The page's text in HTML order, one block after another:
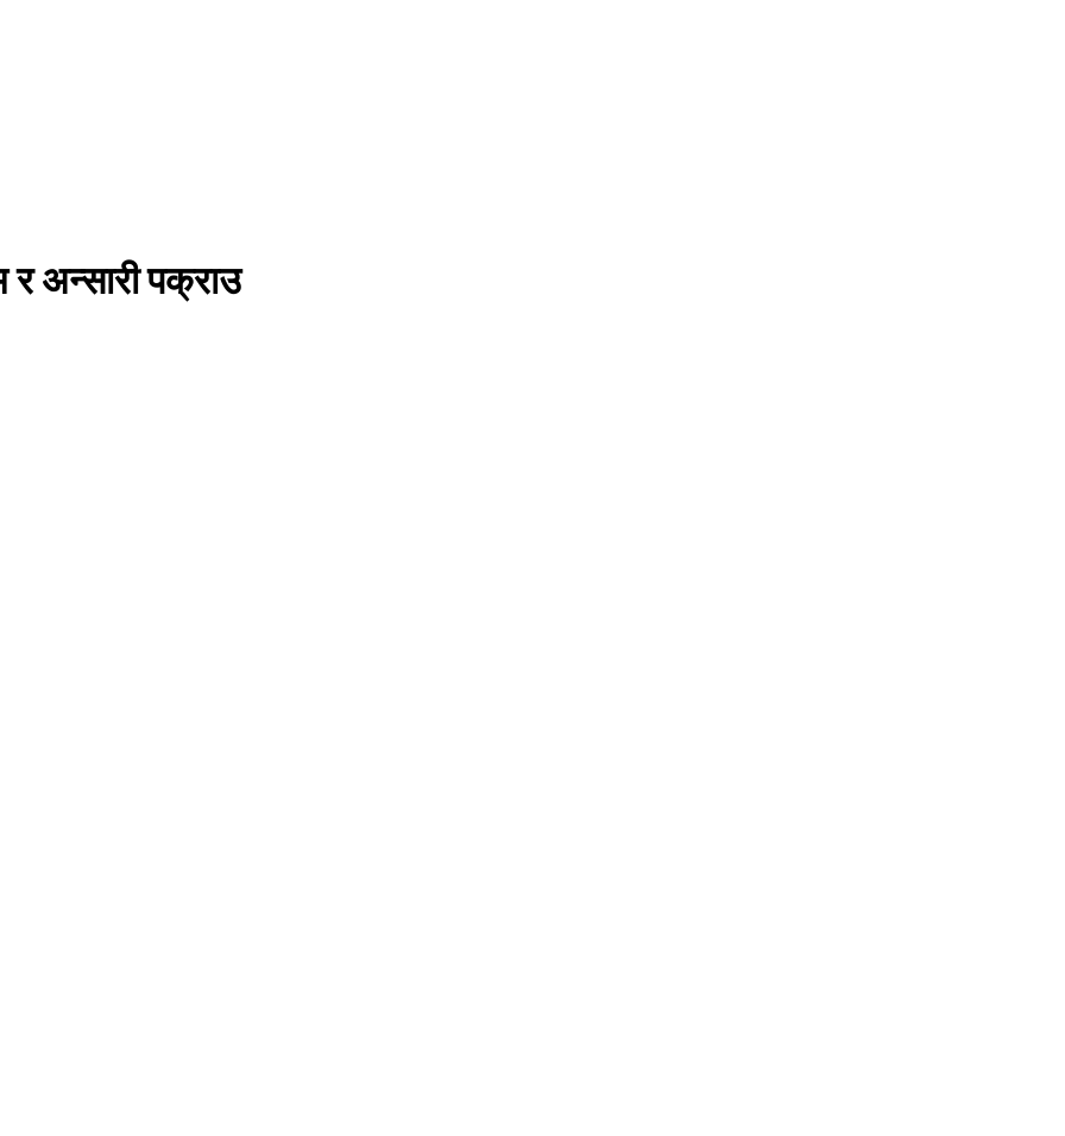
अन्सारी पक्राउ